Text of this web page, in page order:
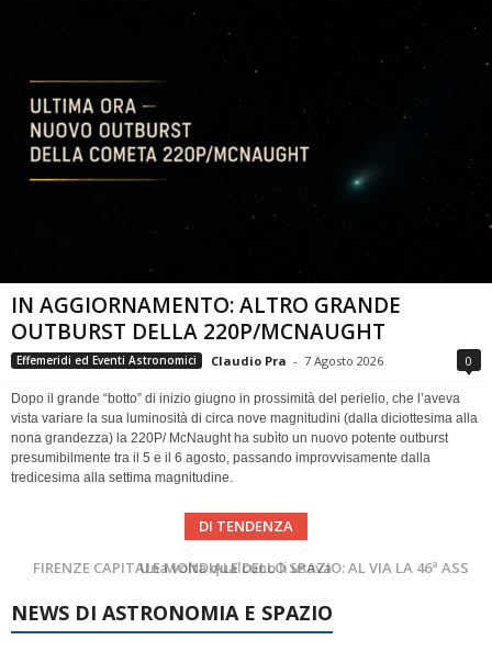
IN AGGIORNAMENTO: ALTRO GRANDE
OUTBURST DELLA 220P/MCNAUGHT
Effemeridi ed Eventi Astronomici Claudio Pra - 7 Agosto 2026 0
Dopo il grande “botto” di inizio giugno in prossimità del perielio, che l’aveva
vista variare la sua luminosità di circa nove magnitudini (dalla diciottesima alla
nona grandezza) la 220P/ McNaught ha subìto un nuovo potente outburst
presumibilmente tra il 5 e il 6 agosto, passando improvvisamente dalla
tredicesima alla settima magnitudine.
DI TENDENZA
FIRENZE CAPITALE MONDIALE DELLO SPAZIO: AL VIA LA 46ª ASSEMBLEA SCIENTIFICA DEL COSPAR
Cielo del Mese di Agosto 2026
NEWS DI ASTRONOMIA E SPAZIO